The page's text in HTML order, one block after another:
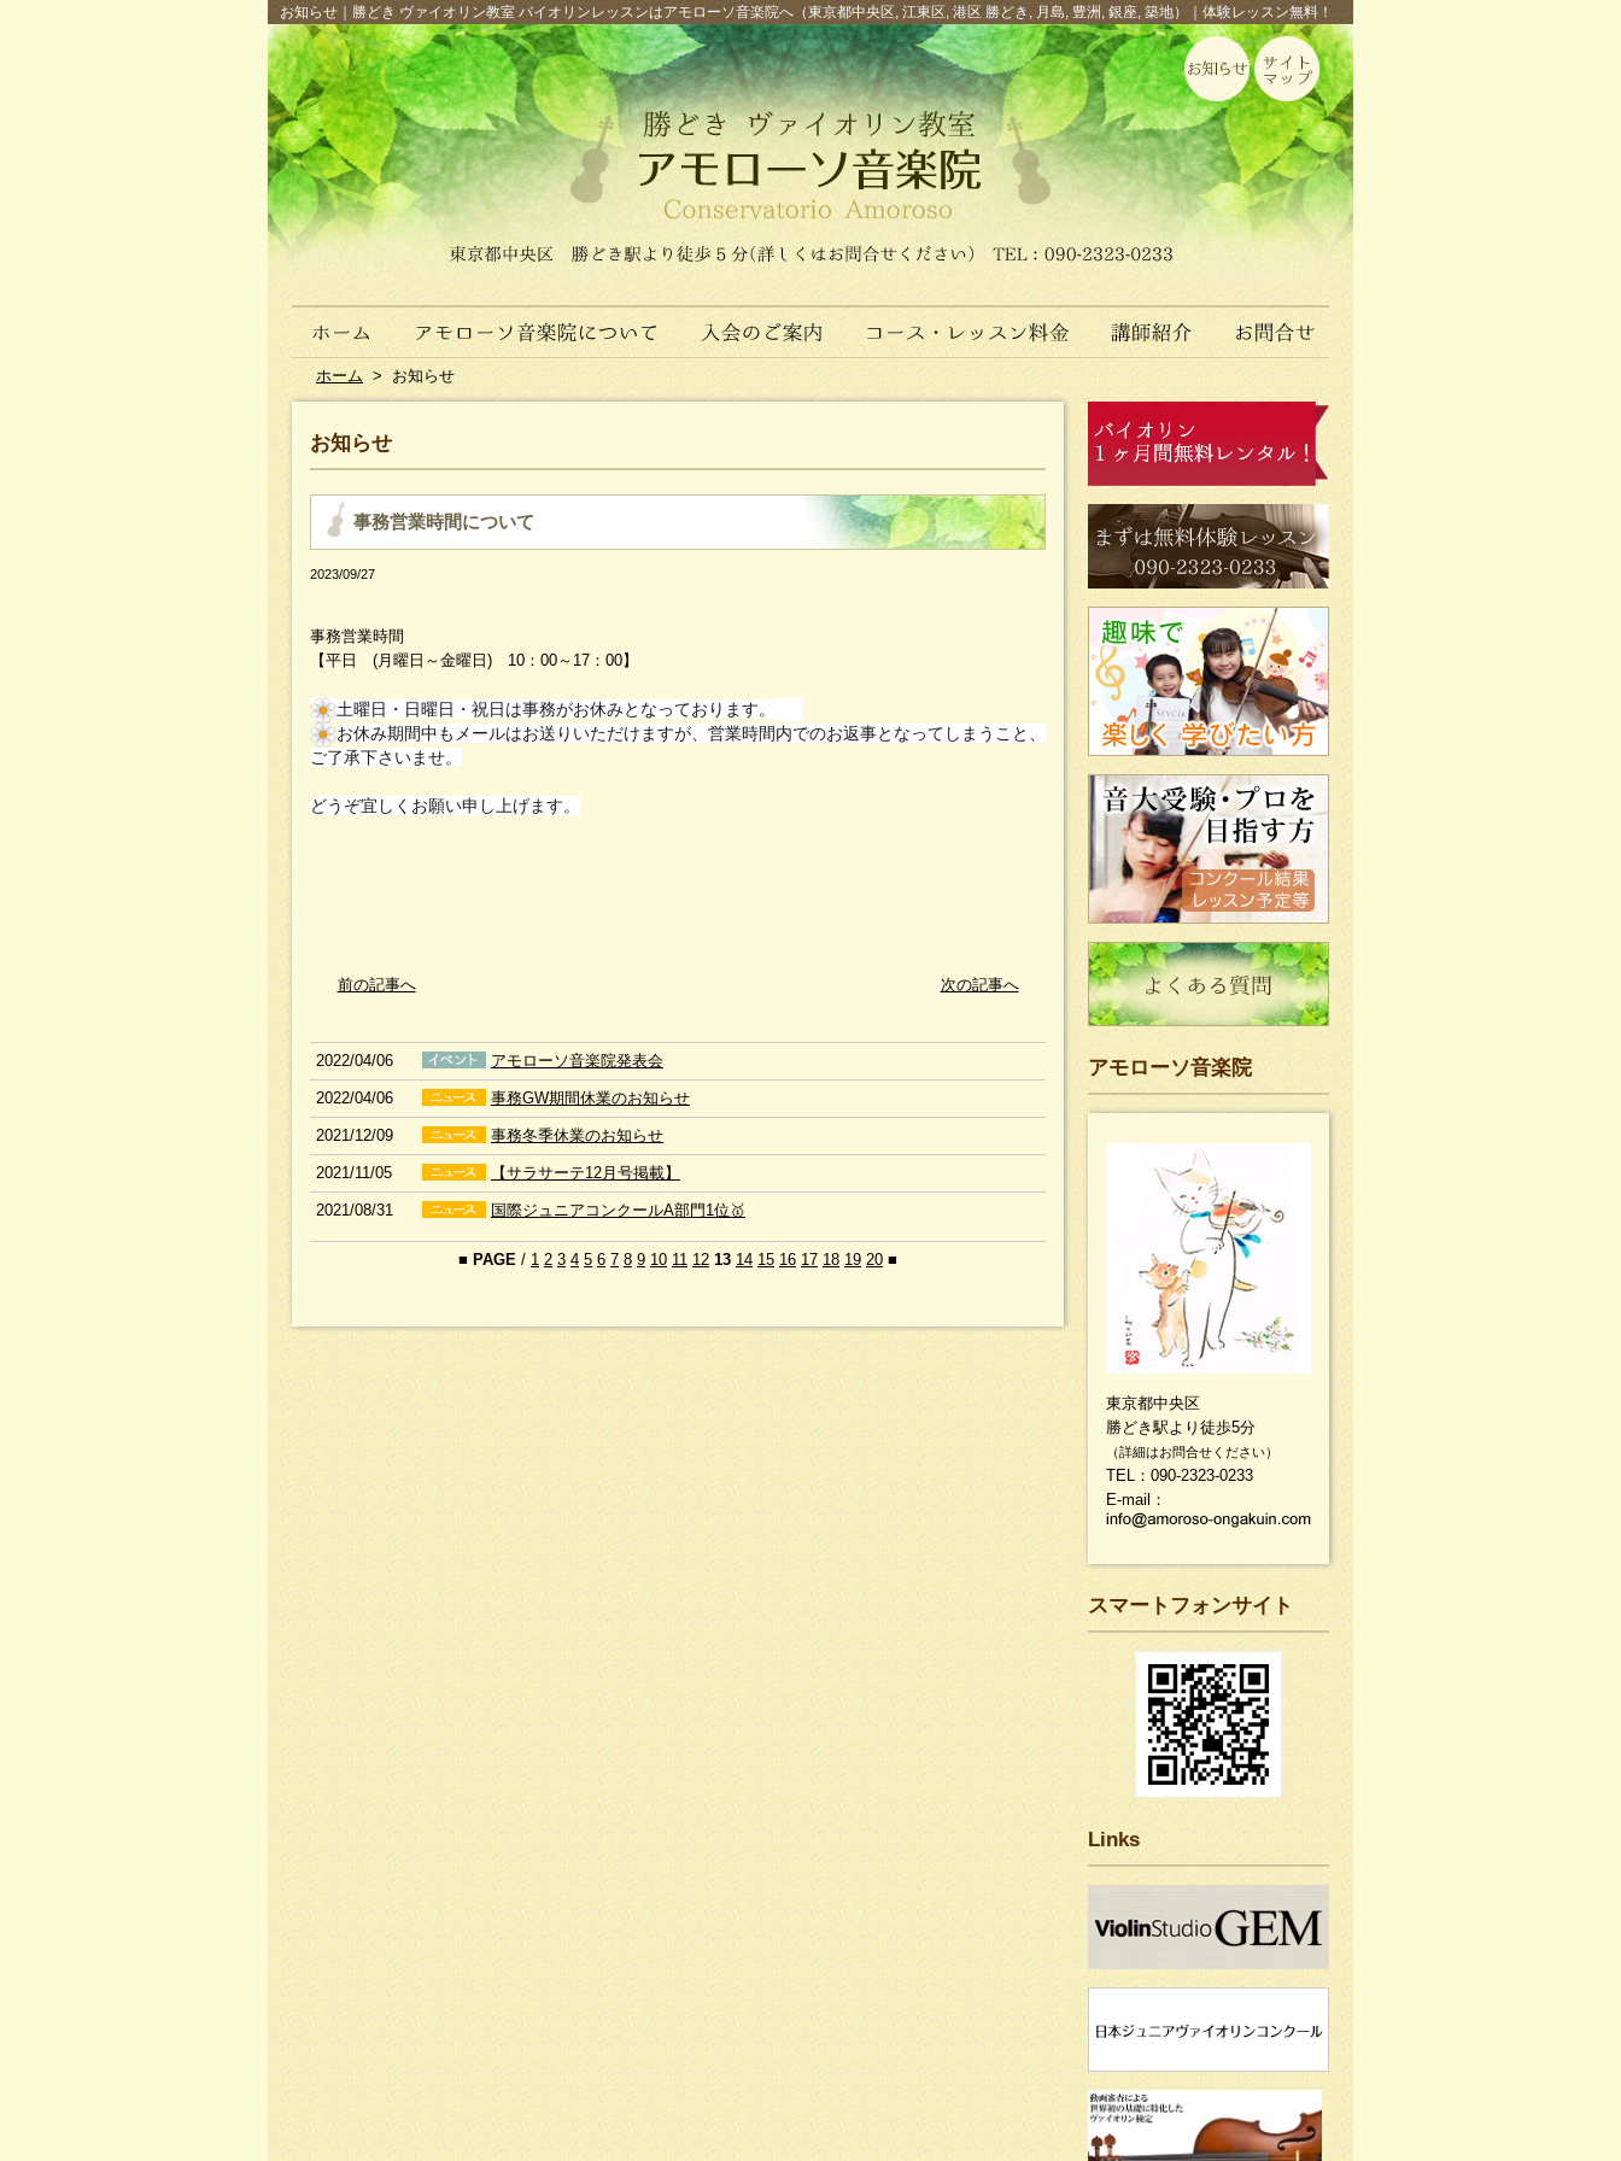
お知らせ｜勝どき ヴァイオリン教室 バイオリンレッスンはアモローソ音楽院へ（東京都中央区, 江東区, 港区 勝どき, 月島, 豊洲, 銀座, 築地）｜体験レッスン無料！
ホーム > お知らせ
お知らせ
事務営業時間について
2023/09/27
事務営業時間
【平日 (月曜日～金曜日) 10：00～17：00】
土曜日・日曜日・祝日は事務がお休みとなっております。
お休み期間中もメールはお送りいただけますが、営業時間内でのお返事となってしまうこと、
ご了承下さいませ。
どうぞ宜しくお願い申し上げます。
前の記事へ 次の記事へ
2022/04/06 アモローソ音楽院発表会
2022/04/06 事務GW期間休業のお知らせ
2021/12/09 事務冬季休業のお知らせ
2021/11/05 【サラサーテ12月号掲載】
2021/08/31 国際ジュニアコンクールA部門1位🥇
■ PAGE / 1 2 3 4 5 6 7 8 9 10 11 12 13 14 15 16 17 18 19 20 ■
アモローソ音楽院
東京都中央区
勝どき駅より徒歩5分
（詳細はお問合せください）
TEL：090-2323-0233
E-mail：
スマートフォンサイト
Links